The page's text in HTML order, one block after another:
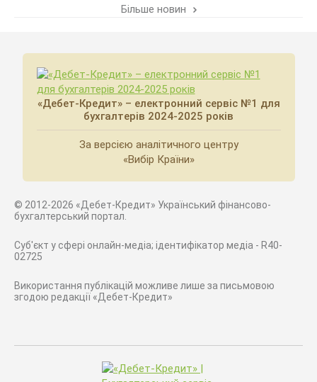
Більше новин
«Дебет-Кредит» – електронний сервіс №1 для
бухгалтерів 2024-2025 років
За версією аналітичного центру
«Вибір Країни»
© 2012-2026 «Дебет-Кредит» Український фінансово-
бухгалтерський портал.
Суб'єкт у сфері онлайн-медіа; ідентифікатор медіа - R40-
02725
Використання публікацій можливе лише за письмовою
згодою редакції «Дебет-Кредит»